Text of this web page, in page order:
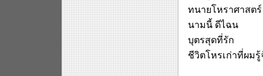
ทนายโหราศาสตร์
นามนี้ ดีไฉน
บุตรสุดที่รัก
ชีวิตโหรเก่าที่ผมรู้